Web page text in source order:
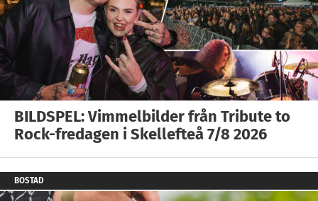
BILDSPEL: Vimmelbilder från Tribute to
Rock-fredagen i Skellefteå 7/8 2026
BOSTAD